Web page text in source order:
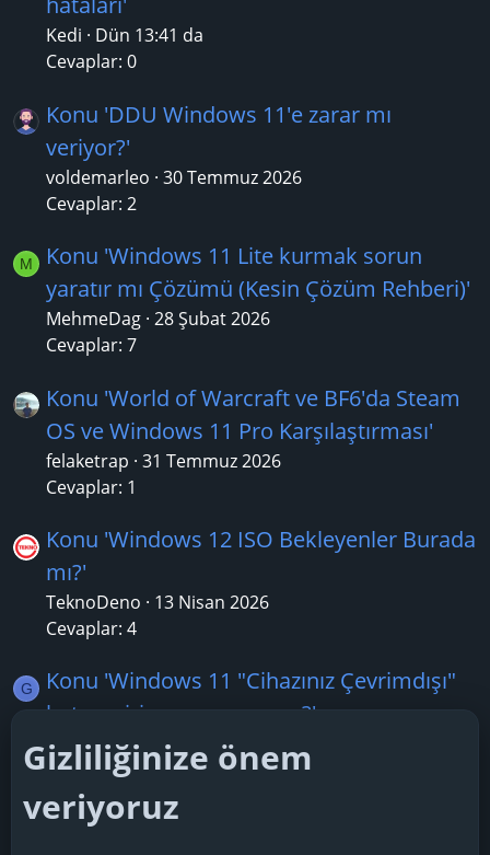
Kedi
Dün 13:41 da
Cevaplar: 0
Konu 'DDU Windows 11'e zarar mı
veriyor?'
voldemarleo 30 Temmuz 2026
Cevaplar: 2
M
Konu 'Windows 11 Lite kurmak sorun
yaratır mı Çözümü (Kesin Çözüm Rehberi)'
MehmeDag 28 Şubat 2026
Cevaplar: 7
Konu 'World of Warcraft ve BF6'da Steam
OS ve Windows 11 Pro Karşılaştırması'
felaketrap 31 Temmuz 2026
Cevaplar: 1
Konu 'Windows 12 ISO Bekleyenler Burada
mı?'
TeknoDeno
13 Nisan 2026
Cevaplar: 4
G
Konu 'Windows 11 "Cihazınız Çevrimdışı"
hatası giriş yapamıyorum?'
geser22 3 Temmuz 2026
Cevaplar: 1
Konu 'Windows 11’de kapatılması gereken
Gizliliğinize önem
veriyoruz